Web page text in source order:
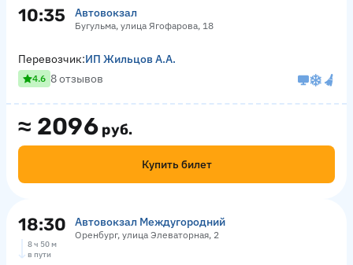
10:35 Автовокзал
Бугульма, улица Ягофарова, 18
≈ 2096 руб.
Купить билет
Перевозчик:ИП Жильцов А.А.
4.6 8 отзывов
18:30 Автовокзал Междугородний
Оренбург, улица Элеваторная, 2
8 ч 50 м
в пути